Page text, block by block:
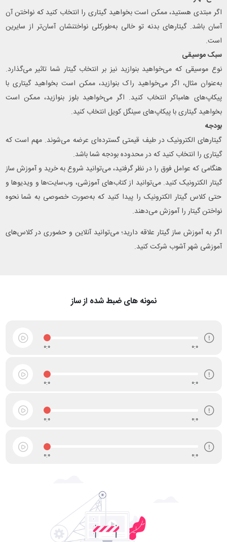
اگر مبتدی هستید، ممکن است بخواهید گیتاری را انتخاب کنید که نواختن آن
آسان باشد. گیتارهای بدنه تو خالی به‌طورکلی نواختنشان آسان‌تر از سایرین
است.
سبک موسیقی
نوع موسیقی که می‌خواهید بنوازید نیز بر انتخاب گیتار شما تاثیر می‌گذارد.
به‌عنوان‌ مثال، اگر می‌خواهید راک بنوازید، ممکن است بخواهید گیتاری با
پیکاپ‌های هامباکر انتخاب کنید. اگر می‌خواهید بلوز بنوازید، ممکن است
بخواهید گیتاری با پیکاپ‌های سینگل کویل انتخاب کنید.
بودجه
گیتارهای الکترونیک در طیف قیمتی گسترده‌ای عرضه می‌شوند. مهم است که
گیتاری را انتخاب کنید که در محدوده بودجه شما باشد.
هنگامی که عوامل فوق را در نظر گرفتید، می‌توانید شروع به خرید و آموزش ساز
گیتار الکترونیک کنید. می‌توانید از کتاب‌های آموزشی، وب‌سایت‌ها و ویدیوها و
حتی کلاس گیتار الکترونیک را پیدا کنید که به‌صورت خصوصی به شما نحوه
نواختن گیتار را آموزش می‌دهند.
اگر به آموزش ساز گیتار علاقه دارید؛ می‌توانید آنلاین و حضوری در کلاس‌های
آموزشی شهر آشوب شرکت کنید.
نمونه های ضبط شده از ساز
0:0 0:0
0:0 0:0
0:0 0:0
0:0 0:0